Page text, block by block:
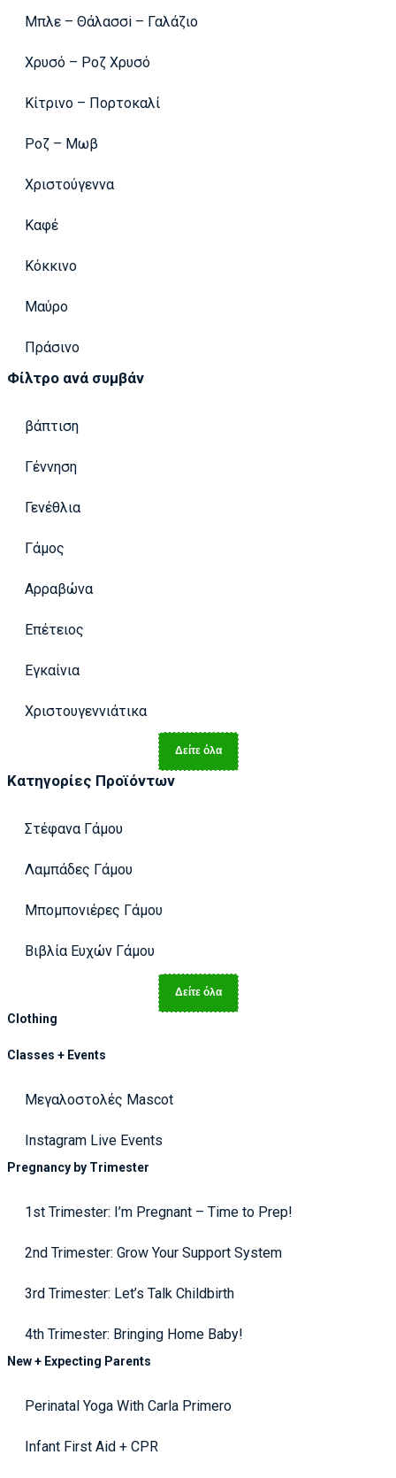
Μπλε – Θάλασσi – Γαλάζιο
Χρυσό – Ροζ Χρυσό
Κίτρινο – Πορτοκαλί
Ροζ – Μωβ
Χριστούγεννα
Καφέ
Κόκκινο
Μαύρο
Πράσινο
Φίλτρο ανά συμβάν
βάπτιση
Γέννηση
Γενέθλια
Γάμος
Αρραβώνα
Επέτειος
Εγκαίνια
Χριστουγεννιάτικα
Δείτε όλα
Κατηγορίες Προϊόντων
Στέφανα Γάμου
Λαμπάδες Γάμου
Μπομπονιέρες Γάμου
Βιβλία Ευχών Γάμου
Δείτε όλα
Clothing
Classes + Events
Μεγαλοστολές Mascot
Instagram Live Events
Pregnancy by Trimester
1st Trimester: I’m Pregnant – Time to Prep!
2nd Trimester: Grow Your Support System
3rd Trimester: Let’s Talk Childbirth
4th Trimester: Bringing Home Baby!
New + Expecting Parents
Perinatal Yoga With Carla Primero
Infant First Aid + CPR